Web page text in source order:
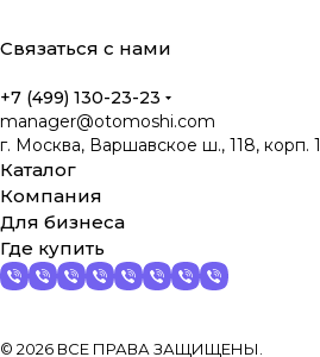
Связаться с нами
+7 (499) 130-23-23
manager@otomoshi.com
г. Москва, Варшавское ш., 118, корп. 1
Каталог
Компания
Для бизнеса
Где купить
© 2026 ВСЕ ПРАВА ЗАЩИЩЕНЫ.